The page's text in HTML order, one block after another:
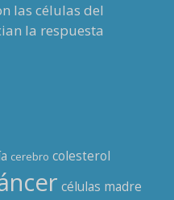
las células del
la respuesta
cerebro colesterol
células madre